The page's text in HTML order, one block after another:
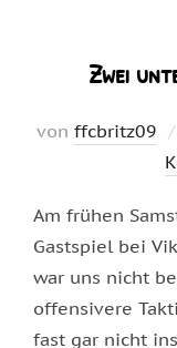
Zwei
von ffcbritz09
Am frühen
Gastspiel bei
war uns nicht
offensivere
fast gar nicht